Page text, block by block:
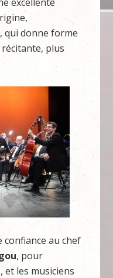
qui donne forme
plus
au chef
, pour
et les musiciens